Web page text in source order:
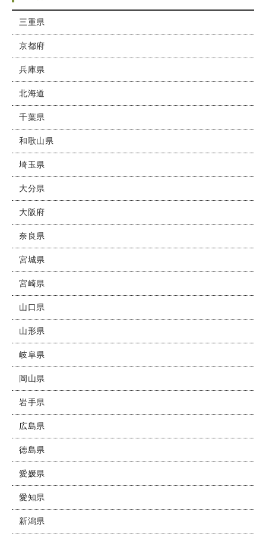
三重県
京都府
兵庫県
北海道
千葉県
和歌山県
埼玉県
大分県
大阪府
奈良県
宮城県
宮崎県
山口県
山形県
岐阜県
岡山県
岩手県
広島県
徳島県
愛媛県
愛知県
新潟県